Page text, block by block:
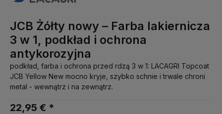
JCB Żółty nowy – Farba lakiernicza
3 w 1, podkład i ochrona
antykorozyjna
podkład, farba i ochrona przed rdzą 3 w 1: LACAGRI Topcoat
JCB Yellow New mocno kryje, szybko schnie i trwale chroni
metal - wewnątrz i na zewnątrz.
22,95 € *